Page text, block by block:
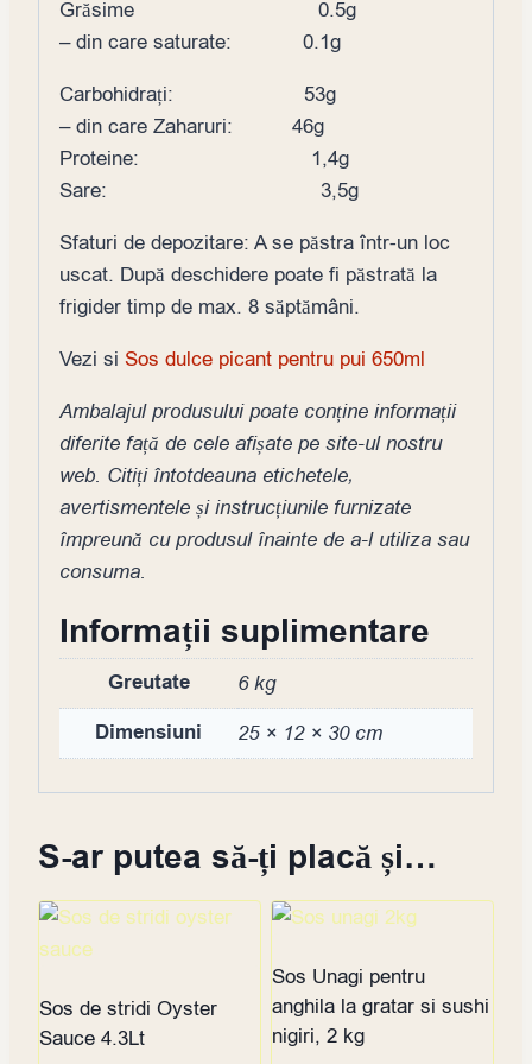
Grăsime 0.5g
– din care saturate: 0.1g
Carbohidrați: 53g
– din care Zaharuri: 46g
Proteine: 1,4g
Sare: 3,5g
Sfaturi de depozitare: A se păstra într-un loc
uscat. După deschidere poate fi păstrată la
frigider timp de max. 8 săptămâni.
Vezi si Sos dulce picant pentru pui 650ml
Ambalajul produsului poate conține informații
diferite față de cele afișate pe site-ul nostru
web. Citiți întotdeauna etichetele,
avertismentele și instrucțiunile furnizate
împreună cu produsul înainte de a-l utiliza sau
consuma.
Informații suplimentare
Greutate 6 kg
Dimensiuni 25 × 12 × 30 cm
S-ar putea să-ți placă și…
Sos de stridi Oyster
Sauce 4.3Lt
Sos Unagi pentru
anghila la gratar si sushi
nigiri, 2 kg